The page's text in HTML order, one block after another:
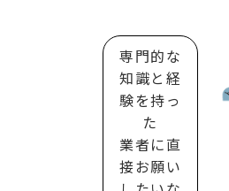
専門的な
知識と経
験を持っ
た
業者に直
接お願い